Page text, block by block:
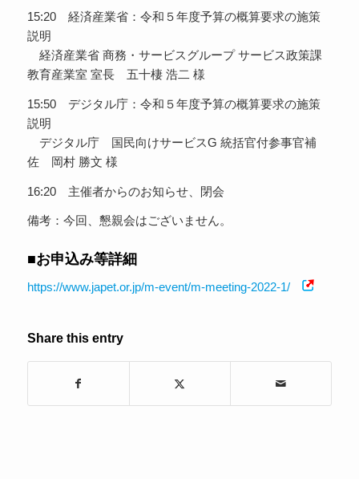
15:20 経済産業省：令和５年度予算の概算要求の施策
説明
経済産業省 商務・サービスグループ サービス政策課
教育産業室 室長 五十棲 浩二 様
15:50 デジタル庁：令和５年度予算の概算要求の施策
説明
デジタル庁 国民向けサービスG 統括官付参事官補
佐 岡村 勝文 様
16:20 主催者からのお知らせ、閉会
備考：今回、懇親会はございません。
■お申込み等詳細
https://www.japet.or.jp/m-event/m-meeting-2022-1/
Share this entry